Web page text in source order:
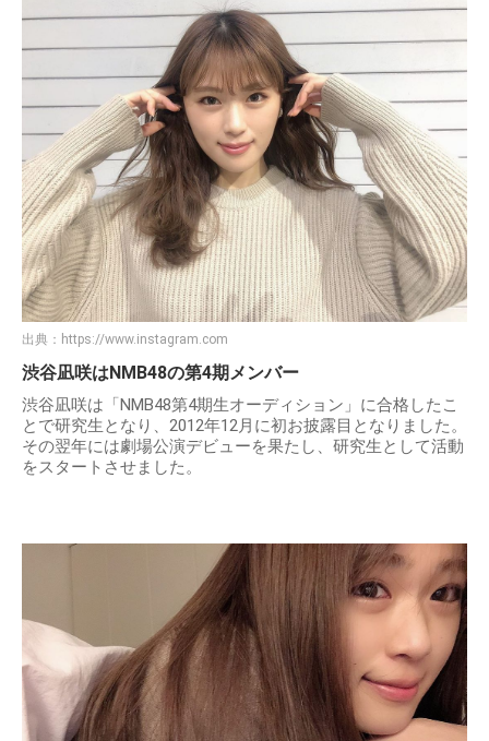
出典： https://www.instagram.com
渋谷凪咲はNMB48の第4期メンバー
渋谷凪咲は「NMB48第4期生オーディション」に合格したこ
とで研究生となり、2012年12月に初お披露目となりました。
その翌年には劇場公演デビューを果たし、研究生として活動
をスタートさせました。